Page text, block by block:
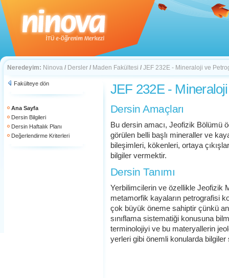
Neredeyim: Ninova / Dersler / Maden Fakültesi / JEF 232E - Mineraloji ve
Fakülteye dön
Ana Sayfa
Dersin Bilgileri
Dersin Haftalık Planı
Değerlendirme Kriterleri
JEF 232E -
Dersin Amaçları
Bu dersin amacı, Jeofizik Bölümü
görülen belli başlı mineraller ve
bileşimleri, kökenleri, ortaya
bilgiler vermektir.
Dersin Tanımı
Yerbilimcilerin ve özellikle Jeofizik
metamorfik kayaların petrografisi
çok büyük öneme sahiptir çünkü
sınıflama sistematiği konusuna
terminolojiyi ve bu materyallerin
yerleri gibi önemli konularda bilgiler